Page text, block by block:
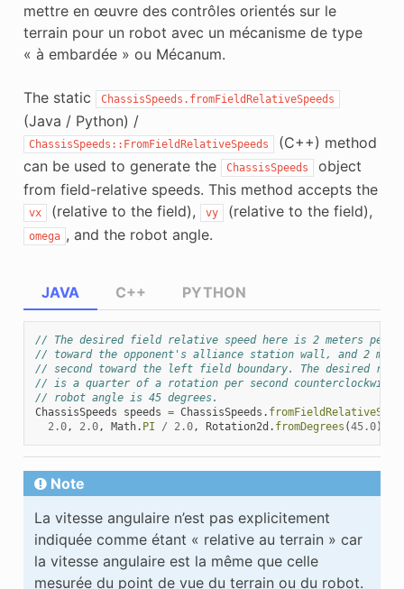
mettre en œuvre des contrôles orientés sur le
terrain pour un robot avec un mécanisme de type
« à embardée » ou Mécanum.
The static ChassisSpeeds.fromFieldRelativeSpeeds
(Java / Python) /
ChassisSpeeds::FromFieldRelativeSpeeds
(C++) method
can be used to generate the
ChassisSpeeds
object
from field-relative speeds. This method accepts the
vx (relative to the field), vy (relative to the field),
omega , and the robot angle.
JAVA
// The desired field relative speed here is 2 meters per
// toward the opponent's alliance station wall, and 2
// second toward the left field boundary. The desired
// is a quarter of a rotation per second counterclockwise.
// robot angle is 45 degrees.
ChassisSpeeds
speeds = ChassisSpeeds .
2.0, 2.0, Math. PI / 2.0, Rotation2d . fromDegrees (45.0));
C++ PYTHON
Note
La vitesse angulaire n’est pas explicitement
indiquée comme étant « relative au terrain » car
la vitesse angulaire est la même que celle
mesurée du point de vue du terrain ou du robot.